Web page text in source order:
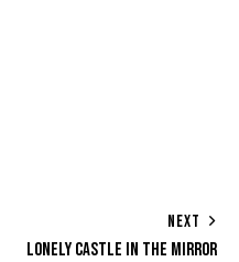
NEXT
LONELY CASTLE IN THE MIRROR